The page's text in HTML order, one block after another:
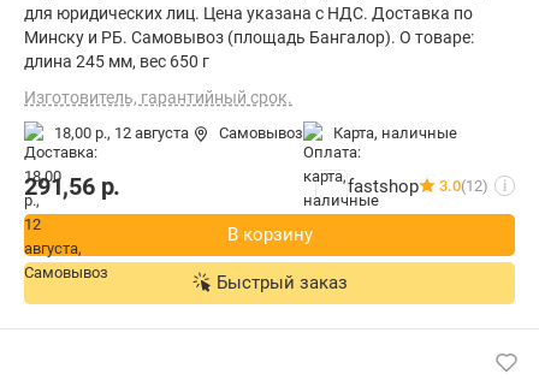
для юридических лиц. Цена указана с НДС. Доставка по
Минску и РБ. Самовывоз (площадь Бангалор). О товаре:
длина 245 мм, вес 650 г
Изготовитель, гарантийный срок.
18,00 р., 12 августа Самовывоз карта, наличные
291,56р. fastshop 3.0(12) i
В корзину
Быстрый заказ